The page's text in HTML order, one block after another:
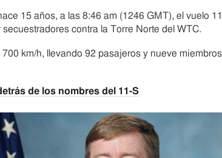
15 años, a las 8:46 am (1246 GMT), el vuelo
secuestradores contra la Torre Norte del WTC.
700 km/h, llevando 92 pasajeros y nueve
de los nombres del 11-S